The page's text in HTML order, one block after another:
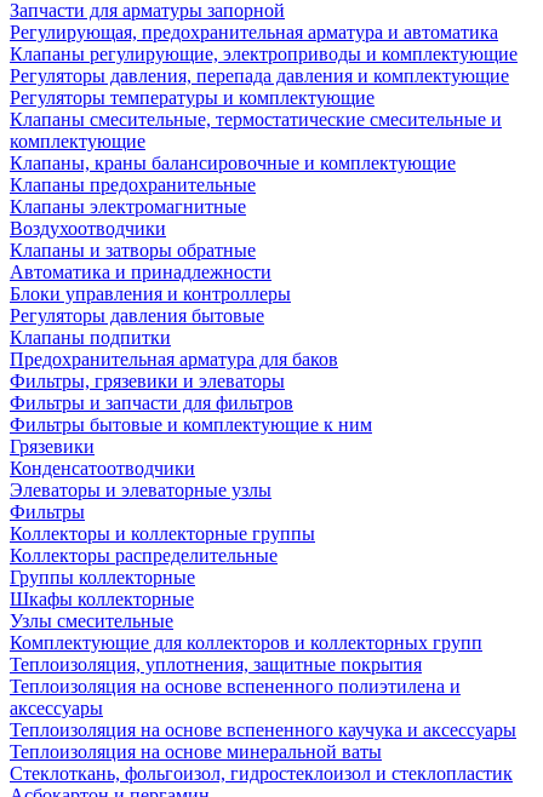
Запчасти для арматуры запорной
Регулирующая, предохранительная арматура и автоматика
Клапаны регулирующие, электроприводы и комплектующие
Регуляторы давления, перепада давления и комплектующие
Регуляторы температуры и комплектующие
Клапаны смесительные, термостатические смесительные и
комплектующие
Клапаны, краны балансировочные и комплектующие
Клапаны предохранительные
Клапаны электромагнитные
Воздухоотводчики
Клапаны и затворы обратные
Автоматика и принадлежности
Блоки управления и контроллеры
Регуляторы давления бытовые
Клапаны подпитки
Предохранительная арматура для баков
Фильтры, грязевики и элеваторы
Фильтры и запчасти для фильтров
Фильтры бытовые и комплектующие к ним
Грязевики
Конденсатоотводчики
Элеваторы и элеваторные узлы
Фильтры
Коллекторы и коллекторные группы
Коллекторы распределительные
Группы коллекторные
Шкафы коллекторные
Узлы смесительные
Комплектующие для коллекторов и коллекторных групп
Теплоизоляция, уплотнения, защитные покрытия
Теплоизоляция на основе вспененного полиэтилена и
аксессуары
Теплоизоляция на основе вспененного каучука и аксессуары
Теплоизоляция на основе минеральной ваты
Стеклоткань, фольгоизол, гидростеклоизол и стеклопластик